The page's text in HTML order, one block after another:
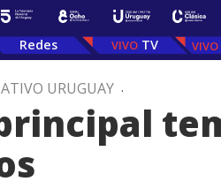
Redes TV
URUGUAY .